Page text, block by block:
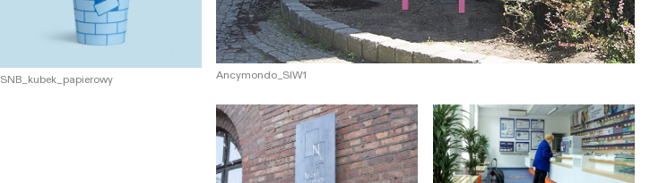
Ancymondo_SIW1
SNB_kubek_papierowy